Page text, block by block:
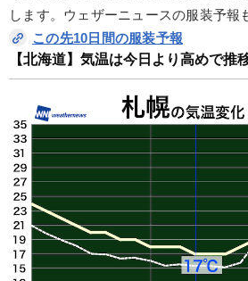
します。ウェザーニュースの服装予報
この先10日間の服装予報
【北海道】気温は今日より高めで推